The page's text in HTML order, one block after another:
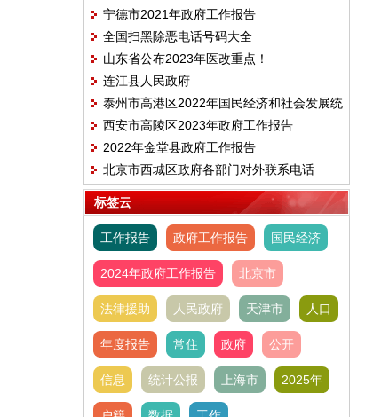
宁德市2021年政府工作报告
全国扫黑除恶电话号码大全
山东省公布2023年医改重点！
连江县人民政府
泰州市高港区2022年国民经济和社会发展统
计公报
西安市高陵区2023年政府工作报告
2022年金堂县政府工作报告
北京市西城区政府各部门对外联系电话
标签云
工作报告 政府工作报告 国民经济
2024年政府工作报告 北京市
法律援助 人民政府 天津市 人口
年度报告 常住 政府 公开
信息 统计公报 上海市 2025年